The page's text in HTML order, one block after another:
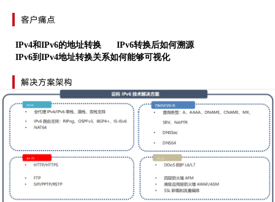
客户痛点
IPv4和IPv6的地址转换
IPv6转换后如何溯源
IPv6到IPv4地址转换关系如何能够可视化
解决方案架构